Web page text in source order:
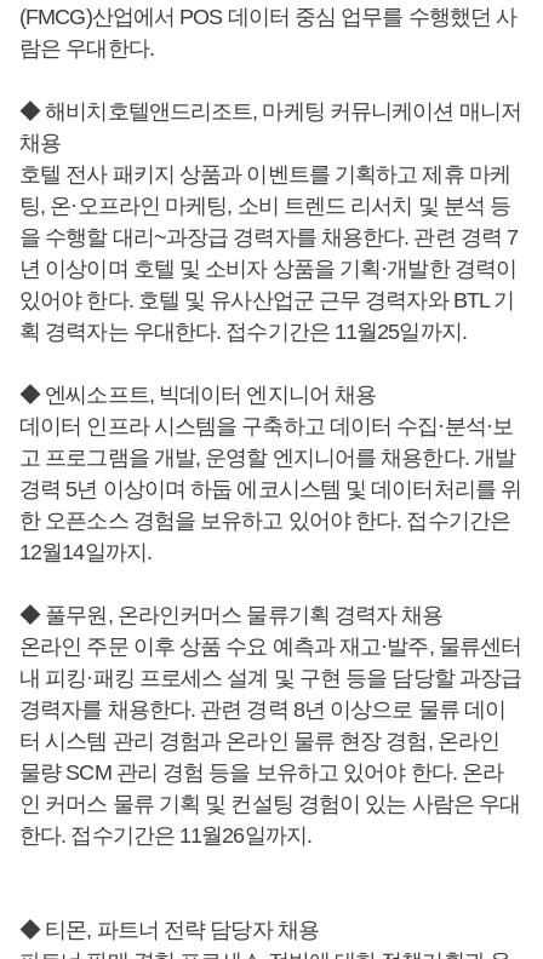
(FMCG)산업에서 POS 데이터 중심 업무를 수행했던 사
람은 우대한다.
◆ 해비치호텔앤드리조트, 마케팅 커뮤니케이션 매니저
채용
호텔 전사 패키지 상품과 이벤트를 기획하고 제휴 마케
팅, 온·오프라인 마케팅, 소비 트렌드 리서치 및 분석 등
을 수행할 대리~과장급 경력자를 채용한다. 관련 경력 7
년 이상이며 호텔 및 소비자 상품을 기획·개발한 경력이
있어야 한다. 호텔 및 유사산업군 근무 경력자와 BTL 기
획 경력자는 우대한다. 접수기간은 11월25일까지.
◆ 엔씨소프트, 빅데이터 엔지니어 채용
데이터 인프라 시스템을 구축하고 데이터 수집·분석·보
고 프로그램을 개발, 운영할 엔지니어를 채용한다. 개발
경력 5년 이상이며 하둡 에코시스템 및 데이터처리를 위
한 오픈소스 경험을 보유하고 있어야 한다. 접수기간은
12월14일까지.
◆ 풀무원, 온라인커머스 물류기획 경력자 채용
온라인 주문 이후 상품 수요 예측과 재고·발주, 물류센터
내 피킹·패킹 프로세스 설계 및 구현 등을 담당할 과장급
경력자를 채용한다. 관련 경력 8년 이상으로 물류 데이
터 시스템 관리 경험과 온라인 물류 현장 경험, 온라인
물량 SCM 관리 경험 등을 보유하고 있어야 한다. 온라
인 커머스 물류 기획 및 컨설팅 경험이 있는 사람은 우대
한다. 접수기간은 11월26일까지.
◆ 티몬, 파트너 전략 담당자 채용